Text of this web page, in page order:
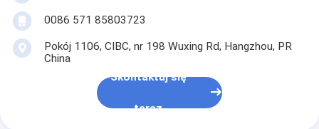
0086 571 85803723
Pokój 1106, CIBC, nr 198 Wuxing Rd, Hangzhou, PR
China
Skontaktuj się
teraz